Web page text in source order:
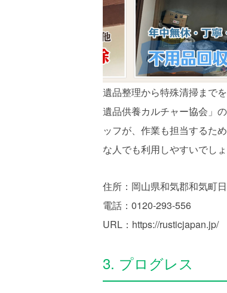
遺品整理から特殊清掃まで
遺品供養カルチャー協会」
ッフが、作業も担当するた
な人でも利用しやすいでしょ
住所：岡山県和気郡和気町
電話：0120-293-556
URL：https://rusticjapan.jp/
3. プログレス